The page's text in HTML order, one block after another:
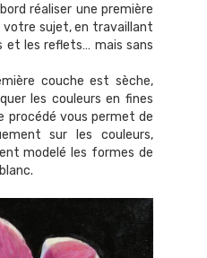
réaliser une première
votre sujet, en travaillant
et les reflets… mais sans
couche est sèche,
les couleurs en fines
procédé vous permet de
sur les couleurs,
modelé les formes de